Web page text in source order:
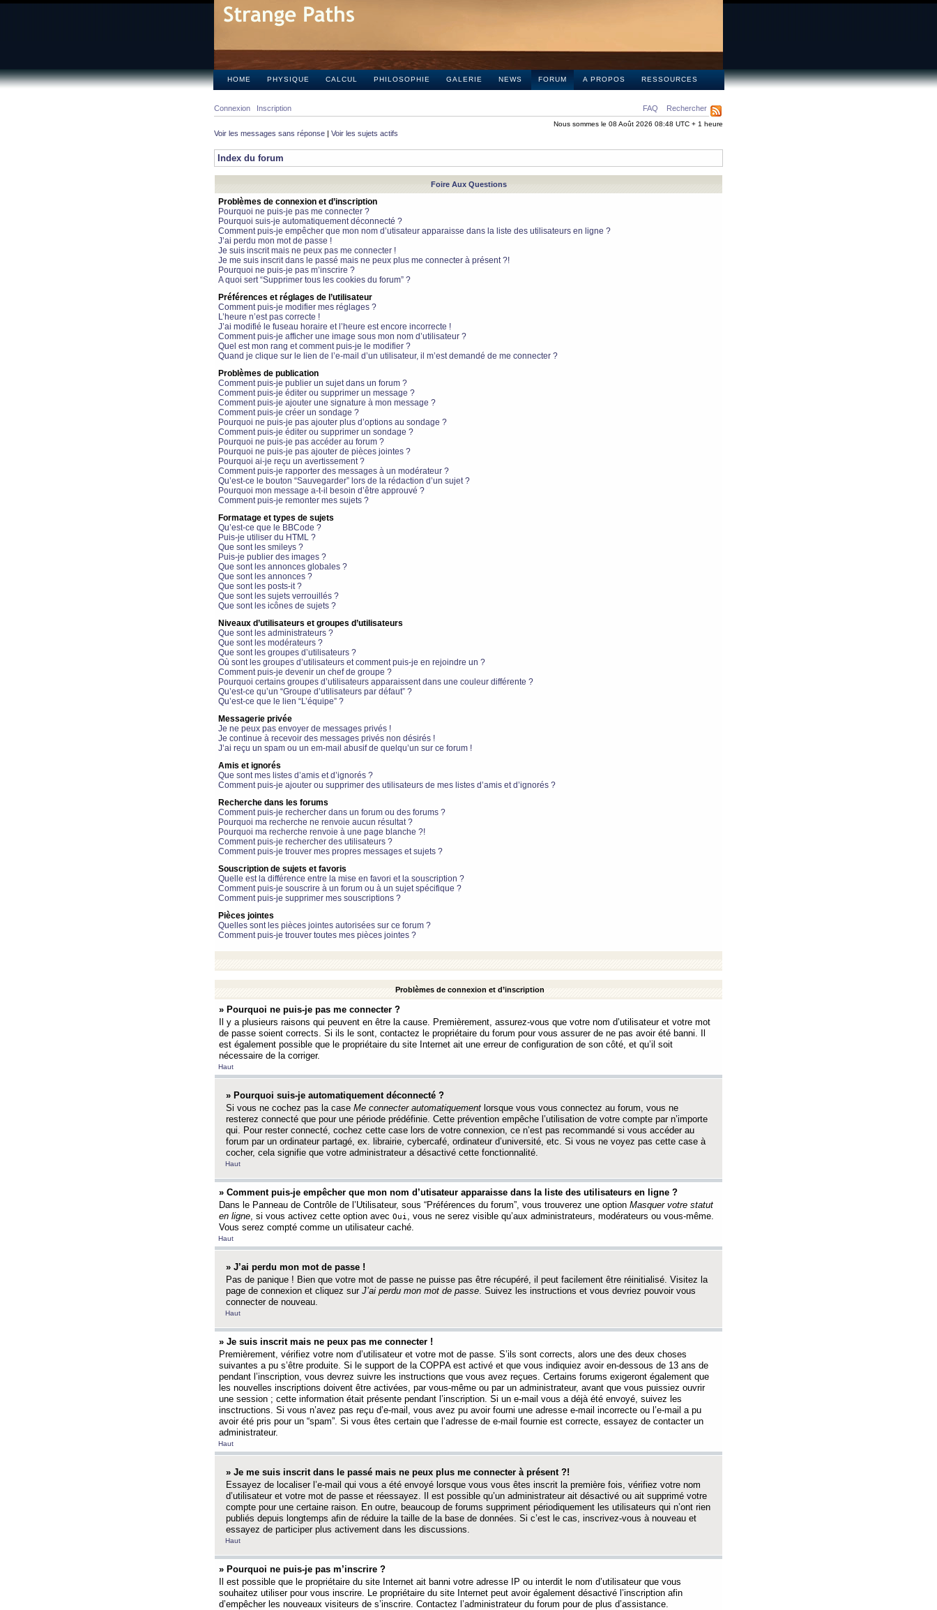
HOME PHYSIQUE CALCUL PHILOSOPHIE GALERIE NEWS FORUM A PROPOS RESSOURCES
FAQ Rechercher
Connexion Inscription
Nous sommes le 08 Août 2026 08:48 UTC + 1 heure
Voir les messages sans réponse | Voir les sujets actifs
Index du forum
Foire Aux Questions
Problèmes de connexion et d’inscription
Pourquoi ne puis-je pas me connecter ?
Pourquoi suis-je automatiquement déconnecté ?
Comment puis-je empêcher que mon nom d’utisateur apparaisse dans la liste des utilisateurs en ligne ?
J’ai perdu mon mot de passe !
Je suis inscrit mais ne peux pas me connecter !
Je me suis inscrit dans le passé mais ne peux plus me connecter à présent ?!
Pourquoi ne puis-je pas m’inscrire ?
A quoi sert “Supprimer tous les cookies du forum” ?
Préférences et réglages de l’utilisateur
Comment puis-je modifier mes réglages ?
L’heure n’est pas correcte !
J’ai modifié le fuseau horaire et l’heure est encore incorrecte !
Comment puis-je afficher une image sous mon nom d’utilisateur ?
Quel est mon rang et comment puis-je le modifier ?
Quand je clique sur le lien de l’e-mail d’un utilisateur, il m’est demandé de me connecter ?
Problèmes de publication
Comment puis-je publier un sujet dans un forum ?
Comment puis-je éditer ou supprimer un message ?
Comment puis-je ajouter une signature à mon message ?
Comment puis-je créer un sondage ?
Pourquoi ne puis-je pas ajouter plus d’options au sondage ?
Comment puis-je éditer ou supprimer un sondage ?
Pourquoi ne puis-je pas accéder au forum ?
Pourquoi ne puis-je pas ajouter de pièces jointes ?
Pourquoi ai-je reçu un avertissement ?
Comment puis-je rapporter des messages à un modérateur ?
Qu’est-ce le bouton “Sauvegarder” lors de la rédaction d’un sujet ?
Pourquoi mon message a-t-il besoin d’être approuvé ?
Comment puis-je remonter mes sujets ?
Formatage et types de sujets
Qu’est-ce que le BBCode ?
Puis-je utiliser du HTML ?
Que sont les smileys ?
Puis-je publier des images ?
Que sont les annonces globales ?
Que sont les annonces ?
Que sont les posts-it ?
Que sont les sujets verrouillés ?
Que sont les icônes de sujets ?
Niveaux d’utilisateurs et groupes d’utilisateurs
Que sont les administrateurs ?
Que sont les modérateurs ?
Que sont les groupes d’utilisateurs ?
Où sont les groupes d’utilisateurs et comment puis-je en rejoindre un ?
Comment puis-je devenir un chef de groupe ?
Pourquoi certains groupes d’utilisateurs apparaissent dans une couleur différente ?
Qu’est-ce qu’un “Groupe d’utilisateurs par défaut” ?
Qu’est-ce que le lien “L’équipe” ?
Messagerie privée
Je ne peux pas envoyer de messages privés !
Je continue à recevoir des messages privés non désirés !
J’ai reçu un spam ou un em-mail abusif de quelqu’un sur ce forum !
Amis et ignorés
Que sont mes listes d’amis et d’ignorés ?
Comment puis-je ajouter ou supprimer des utilisateurs de mes listes d’amis et d’ignorés ?
Recherche dans les forums
Comment puis-je rechercher dans un forum ou des forums ?
Pourquoi ma recherche ne renvoie aucun résultat ?
Pourquoi ma recherche renvoie à une page blanche ?!
Comment puis-je rechercher des utilisateurs ?
Comment puis-je trouver mes propres messages et sujets ?
Souscription de sujets et favoris
Quelle est la différence entre la mise en favori et la souscription ?
Comment puis-je souscrire à un forum ou à un sujet spécifique ?
Comment puis-je supprimer mes souscriptions ?
Pièces jointes
Quelles sont les pièces jointes autorisées sur ce forum ?
Comment puis-je trouver toutes mes pièces jointes ?
Problèmes de connexion et d’inscription
» Pourquoi ne puis-je pas me connecter ?
Il y a plusieurs raisons qui peuvent en être la cause. Premièrement, assurez-vous que votre nom d’utilisateur et votre mot
de passe soient corrects. Si ils le sont, contactez le propriétaire du forum pour vous assurer de ne pas avoir été banni. Il
est également possible que le propriétaire du site Internet ait une erreur de configuration de son côté, et qu’il soit
nécessaire de la corriger.
Haut
» Pourquoi suis-je automatiquement déconnecté ?
Si vous ne cochez pas la case Me connecter automatiquement lorsque vous vous connectez au forum, vous ne
resterez connecté que pour une période prédéfinie. Cette prévention empêche l’utilisation de votre compte par n’importe
qui. Pour rester connecté, cochez cette case lors de votre connexion, ce n’est pas recommandé si vous accéder au
forum par un ordinateur partagé, ex. librairie, cybercafé, ordinateur d’université, etc. Si vous ne voyez pas cette case à
cocher, cela signifie que votre administrateur a désactivé cette fonctionnalité.
Haut
» Comment puis-je empêcher que mon nom d’utisateur apparaisse dans la liste des utilisateurs en ligne ?
Dans le Panneau de Contrôle de l’Utilisateur, sous “Préférences du forum”, vous trouverez une option Masquer votre statut
en ligne, si vous activez cette option avec Oui , vous ne serez visible qu’aux administrateurs, modérateurs ou vous-même.
Vous serez compté comme un utilisateur caché.
Haut
» J’ai perdu mon mot de passe !
Pas de panique ! Bien que votre mot de passe ne puisse pas être récupéré, il peut facilement être réinitialisé. Visitez la
page de connexion et cliquez sur J’ai perdu mon mot de passe. Suivez les instructions et vous devriez pouvoir vous
connecter de nouveau.
Haut
» Je suis inscrit mais ne peux pas me connecter !
Premièrement, vérifiez votre nom d’utilisateur et votre mot de passe. S’ils sont corrects, alors une des deux choses
suivantes a pu s’être produite. Si le support de la COPPA est activé et que vous indiquiez avoir en-dessous de 13 ans de
pendant l’inscription, vous devrez suivre les instructions que vous avez reçues. Certains forums exigeront également que
les nouvelles inscriptions doivent être activées, par vous-même ou par un administrateur, avant que vous puissiez ouvrir
une session ; cette information était présente pendant l’inscription. Si un e-mail vous a déjà été envoyé, suivez les
insctructions. Si vous n’avez pas reçu d’e-mail, vous avez pu avoir fourni une adresse e-mail incorrecte ou l’e-mail a pu
avoir été pris pour un “spam”. Si vous êtes certain que l’adresse de e-mail fournie est correcte, essayez de contacter un
administrateur.
Haut
» Je me suis inscrit dans le passé mais ne peux plus me connecter à présent ?!
Essayez de localiser l’e-mail qui vous a été envoyé lorsque vous vous êtes inscrit la première fois, vérifiez votre nom
d’utilisateur et votre mot de passe et réessayez. Il est possible qu’un administrateur ait désactivé ou ait supprimé votre
compte pour une certaine raison. En outre, beaucoup de forums suppriment périodiquement les utilisateurs qui n’ont rien
publiés depuis longtemps afin de réduire la taille de la base de données. Si c’est le cas, inscrivez-vous à nouveau et
essayez de participer plus activement dans les discussions.
Haut
» Pourquoi ne puis-je pas m’inscrire ?
Il est possible que le propriétaire du site Internet ait banni votre adresse IP ou interdit le nom d’utilisateur que vous
souhaitez utiliser pour vous inscrire. Le propriétaire du site Internet peut avoir également désactivé l’inscription afin
d’empêcher les nouveaux visiteurs de s’inscrire. Contactez l’administrateur du forum pour de plus d’assistance.